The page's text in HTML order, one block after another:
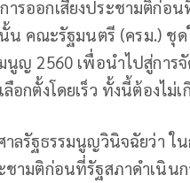
ารออกเสียงประชามติก่อ
น คณะรัฐมนตรี (ครม.) ชุ
นูญ 2560 เพื่อนำไปสู่การ
ลือกตั้งโดยเร็ว ทั้งนี้ต้องไม่
ลรัฐธรรมนูญวินิจฉัยว่า ใ
ชามติก่อนที่รัฐสภาดำเนิน